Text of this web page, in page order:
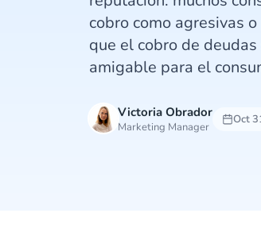
cobro como agresivas
que el cobro de
amigable para el
Victoria Obrador
Marketing Manager
Oct